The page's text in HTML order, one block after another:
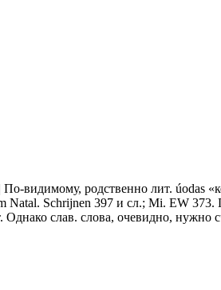
видимому, родственно лит. úodas
Schrijnen 397 и сл.; Mi. EW 373.
слав. слова, очевидно, нужно